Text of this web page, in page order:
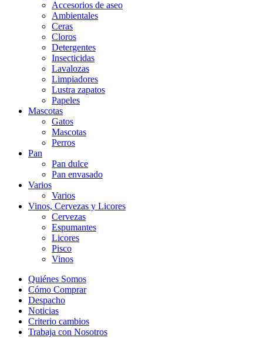
Accesorios de aseo
Ambientales
Ceras
Cloros
Detergentes
Insecticidas
Lavalozas
Limpiadores
Lustra zapatos
Papeles
Mascotas
Gatos
Mascotas
Perros
Pan
Pan dulce
Pan envasado
Varios
Varios
Vinos, Cervezas y Licores
Cervezas
Espumantes
Licores
Pisco
Vinos
Quiénes Somos
Cómo Comprar
Despacho
Noticias
Criterio cambios
Trabaja con Nosotros